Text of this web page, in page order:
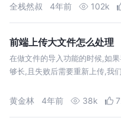
全栈然叔 4年前 102k
前端上传大文件怎么处理
在做文件的导入功能的时候,如
够长,且失败后需要重新上传,我
黄金林 4年前 38k